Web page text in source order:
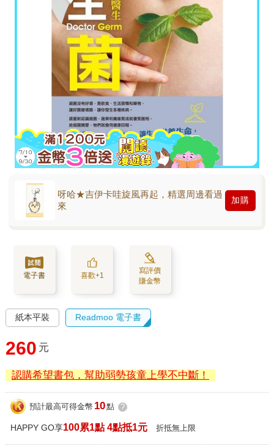
呀哈★吉伊卡哇旋風再起，精選周邊看過
來
加購
電子書 喜歡+1
寫評價
賺金幣
紙本平裝 Readmoo 電子書
260 元
認購希望書包，幫助弱勢孩童上學不中斷！
預計最高可得金幣 10點 ?
HAPPY GO享100累1點 4點抵1元 折抵無上限